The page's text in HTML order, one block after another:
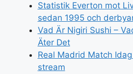
Statistik Everton mot
sedan 1995 och
Vad Är Nigiri Sushi –
Äter Det
Real Madrid Match
stream